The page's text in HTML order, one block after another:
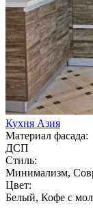
Кухня Азия
Материал фасада:
ДСП
Стиль:
Минимализм,
Цвет:
Белый, Кофе с